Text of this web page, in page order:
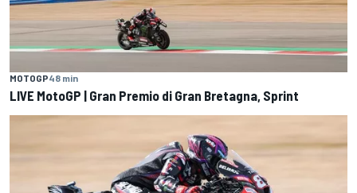
MOTOGP48 min
LIVE MotoGP | Gran Premio di Gran Bretagna, Sprint